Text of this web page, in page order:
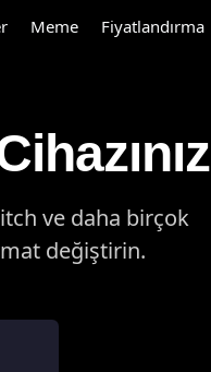
Meme Fiyatlandırma
ve daha birçok
değiştirin.